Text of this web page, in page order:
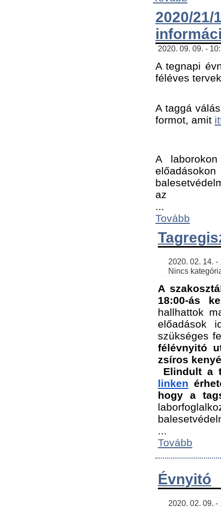
2020/
2020. 09. 09. -
A tegnapi
féléves
A taggá
formot, amit
A
az ﻿
Tovább
Nincs
A
18:00-ás
hallhattok
előadások
szükséges
félévnyitó
zsíros
Elindult a
linken
hogy a
Tovább
Évnyitó